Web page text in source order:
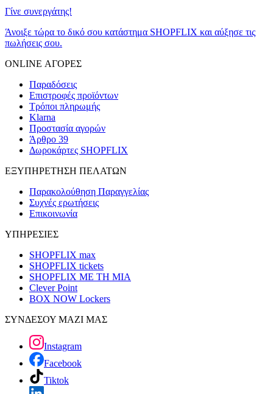
Γίνε συνεργάτης!
Άνοιξε τώρα το δικό σου κατάστημα SHOPFLIX και αύξησε τις
πωλήσεις σου.
ONLINE ΑΓΟΡΕΣ
Παραδόσεις
Επιστροφές προϊόντων
Τρόποι πληρωμής
Klarna
Προστασία αγορών
Άρθρο 39
Δωροκάρτες SHOPFLIX
ΕΞΥΠΗΡΕΤΗΣΗ ΠΕΛΑΤΩΝ
Παρακολούθηση Παραγγελίας
Συχνές ερωτήσεις
Επικοινωνία
ΥΠΗΡΕΣΙΕΣ
SHOPFLIX max
SHOPFLIX tickets
SHOPFLIX ΜΕ ΤΗ ΜΙΑ
Clever Point
BOX NOW Lockers
ΣΥΝΔΕΣΟΥ ΜΑΖΙ ΜΑΣ
Instagram
Facebook
Tiktok